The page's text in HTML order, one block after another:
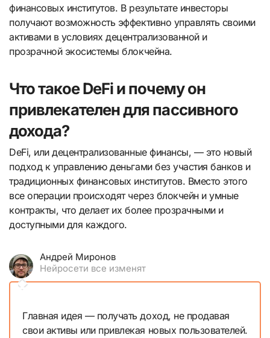
финансовых институтов. В результате инвесторы
получают возможность эффективно управлять своими
активами в условиях децентрализованной и
прозрачной экосистемы блокчейна.
Что такое DeFi и почему он
привлекателен для пассивного
дохода?
DeFi, или децентрализованные финансы, — это новый
подход к управлению деньгами без участия банков и
традиционных финансовых институтов. Вместо этого
все операции происходят через блокчейн и умные
контракты, что делает их более прозрачными и
доступными для каждого.
Андрей Миронов
Нейросети все изменят
Главная идея — получать доход, не продавая
свои активы или привлекая новых пользователей.